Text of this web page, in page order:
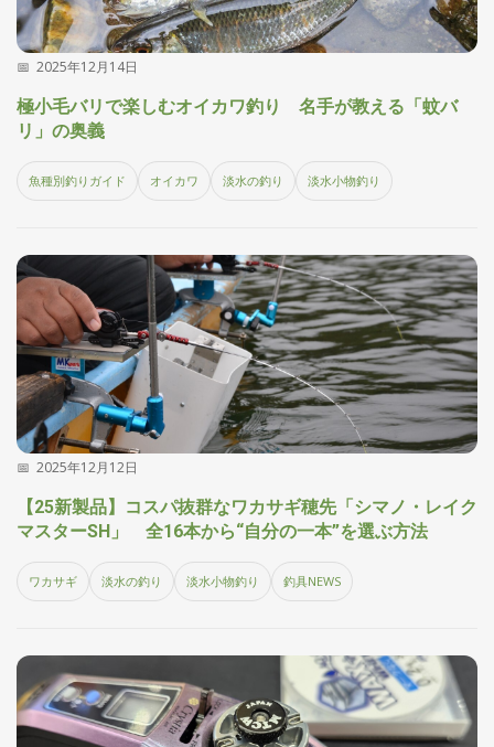
2025年12月14日
極小毛バリで楽しむオイカワ釣り 名手が教える「蚊バ
リ」の奥義
魚種別釣りガイド オイカワ 淡水の釣り 淡水小物釣り
2025年12月12日
【25新製品】コスパ抜群なワカサギ穂先「シマノ・レイク
マスターSH」 全16本から“自分の一本”を選ぶ方法
ワカサギ 淡水の釣り 淡水小物釣り 釣具NEWS
問
合
わ